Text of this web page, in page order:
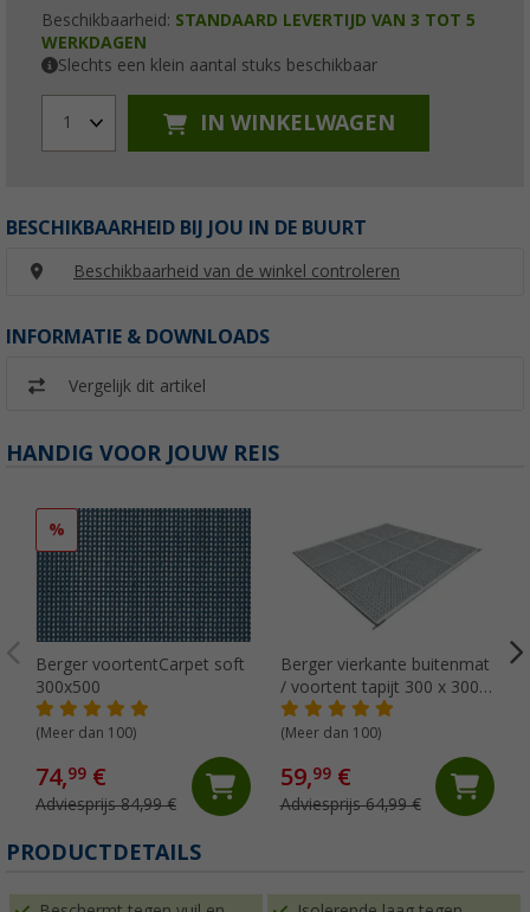
Beschikbaarheid: STANDAARD LEVERTIJD VAN 3 TOT 5
WERKDAGEN
Slechts een klein aantal stuks beschikbaar
1 IN WINKELWAGEN
BESCHIKBAARHEID BIJ JOU IN DE BUURT
Beschikbaarheid van de winkel controleren
INFORMATIE & DOWNLOADS
Vergelijk dit artikel
HANDIG VOOR JOUW REIS
%
Berger voortentCarpet soft
300x500
(Meer dan 100)
74,99 €
Adviesprijs 84,99 €
Berger vierkante buitenmat
/ voortent tapijt 300 x 300
cm
(Meer dan 100)
59,99€
Adviesprijs 64,99 €
PRODUCTDETAILS